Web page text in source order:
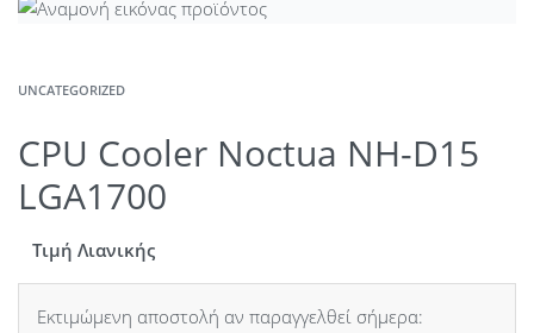
UNCATEGORIZED
CPU Cooler Noctua NH-D15
LGA1700
Τιμή Λιανικής
Εκτιμώμενη αποστολή αν παραγγελθεί σήμερα: